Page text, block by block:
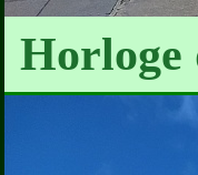
Horloge